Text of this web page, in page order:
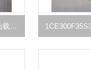
1CE300F35S8伊顿EATON平衡负载控制阀1CE300F35S3